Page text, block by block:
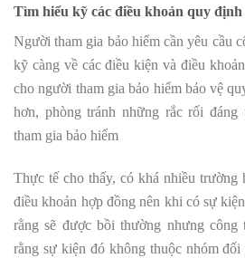
Tìm hiểu kỹ các điều khoản quy
Người tham gia bảo hiểm cần yêu cầu
kỹ càng về các điều kiện và điều
cho người tham gia bảo hiểm bảo vệ
hơn, phòng tránh những rắc rối
tham gia bảo hiểm
Thực tế cho thấy, có khá nhiều trường
điều khoản hợp đồng nên khi có sự
rằng sẽ được bồi thường nhưng
rằng sự kiện đó không thuộc nhóm